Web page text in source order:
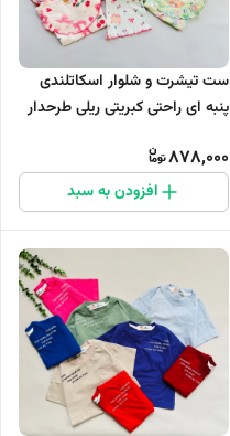
ست تیشرت و شلوار اسکاتلندی
پنبه ای راحتی کبریتی ریلی طرحدار
878,000
افزودن به سبد